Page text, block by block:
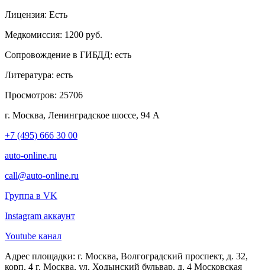
Лицензия: Есть
Медкомиссия: 1200 руб.
Сопровождение в ГИБДД: есть
Литература: есть
Просмотров: 25706
г. Москва, Ленинградское шоссе, 94 А
+7 (495) 666 30 00
auto-online.ru
call@auto-online.ru
Группа в VK
Instagram аккаунт
Youtube канал
Адрес площадки: г. Москва, Волгоградский проспект, д. 32,
корп. 4 г. Москва, ул. Ходынский бульвар, д. 4 Московская